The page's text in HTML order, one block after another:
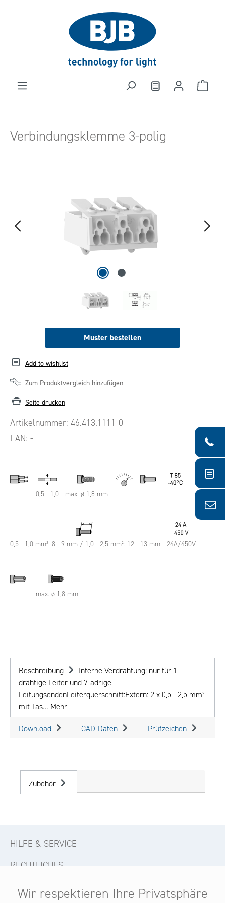
Verbindungsklemme 3-polig
Muster bestellen
Add to wishlist
Zum Produktvergleich hinzufügen
Seite drucken
Artikelnummer: 46.413.1111-0
EAN: -
0,5 - 1,0 max. ø 1,8 mm
0,5 - 1,0 mm²: 8 - 9 mm / 1,0 - 2,5 mm²: 12 - 13 mm 24A/450V
max. ø 1,8 mm
Beschreibung
Interne Verdrahtung: nur für 1-
drähtige Leiter und 7-adrige
LeitungsendenLeiterquerschnitt:Extern: 2 x 0,5 - 2,5 mm²
mit Tas… Mehr
Download CAD-Daten Prüfzeichen
Zubehör
HILFE & SERVICE
RECHTLICHES
KONTAKT
Wir respektieren Ihre Privatsphäre